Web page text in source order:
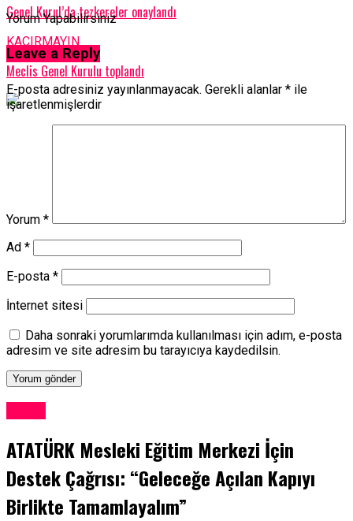
Genel Kurul’da tezkereler onaylandı
KAÇIRMAYIN
Meclis Genel Kurulu toplandı
Yorum Yapabilirsiniz
Leave a Reply
E-posta adresiniz yayınlanmayacak. Gerekli alanlar * ile
işaretlenmişlerdir
Yorum *
Ad *
E-posta *
İnternet sitesi
Daha sonraki yorumlarımda kullanılması için adım, e-posta
adresim ve site adresim bu tarayıcıya kaydedilsin.
ATATÜRK Mesleki Eğitim Merkezi İçin
Destek Çağrısı: “Geleceğe Açılan Kapıyı
Birlikte Tamamlayalım”